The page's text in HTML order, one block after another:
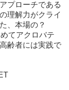
プローチである
理解力がクライ
、本場の？
てアクロバテ
齢者には実践で